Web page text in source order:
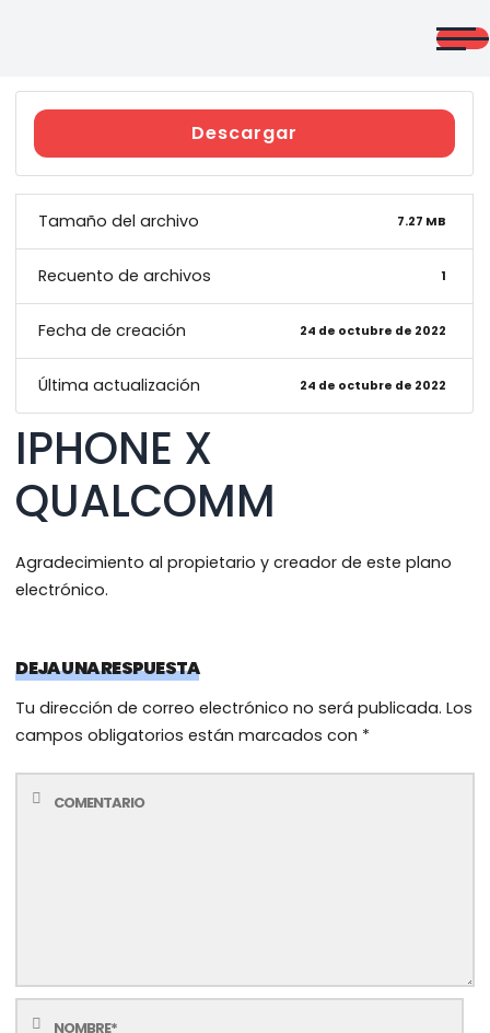
ONLINE
Descargar
Tamaño del archivo 7.27 MB
Recuento de archivos 1
Fecha de creación 24 de octubre de 2022
Última actualización 24 de octubre de 2022
IPHONE X
QUALCOMM
Agradecimiento al propietario y creador de este plano
electrónico.
DEJA UNA RESPUESTA
Tu dirección de correo electrónico no será publicada. Los
campos obligatorios están marcados con *